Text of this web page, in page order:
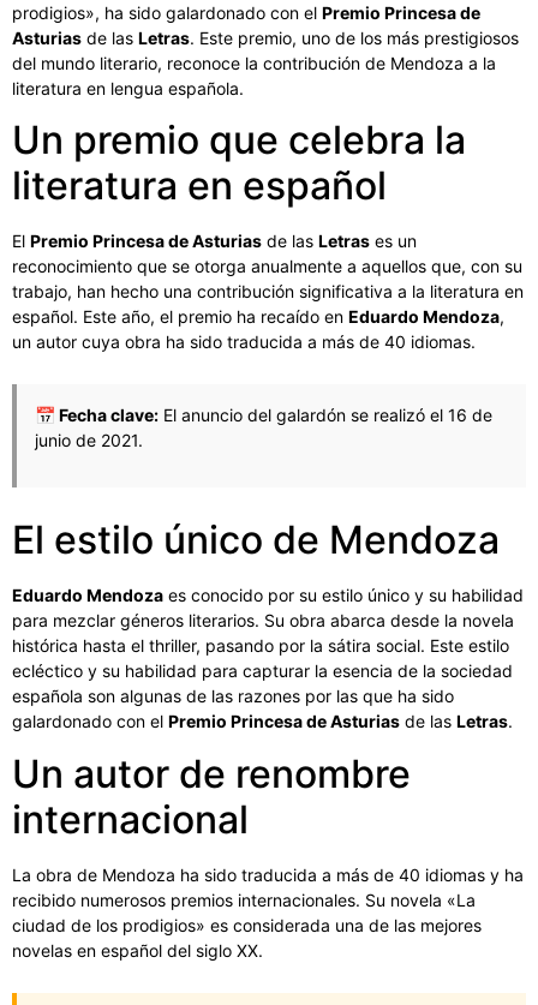
prodigios», ha sido galardonado con el Premio Princesa de
Asturias de las Letras. Este premio, uno de los más prestigiosos
del mundo literario, reconoce la contribución de Mendoza a la
literatura en lengua española.
Un premio que celebra la
literatura en español
El Premio Princesa de Asturias de las Letras es un
reconocimiento que se otorga anualmente a aquellos que, con su
trabajo, han hecho una contribución significativa a la literatura en
español. Este año, el premio ha recaído en Eduardo Mendoza,
un autor cuya obra ha sido traducida a más de 40 idiomas.
📅 Fecha clave: El anuncio del galardón se realizó el 16 de
junio de 2021.
El estilo único de Mendoza
Eduardo Mendoza es conocido por su estilo único y su habilidad
para mezclar géneros literarios. Su obra abarca desde la novela
histórica hasta el thriller, pasando por la sátira social. Este estilo
ecléctico y su habilidad para capturar la esencia de la sociedad
española son algunas de las razones por las que ha sido
galardonado con el Premio Princesa de Asturias de las Letras.
Un autor de renombre
internacional
La obra de Mendoza ha sido traducida a más de 40 idiomas y ha
recibido numerosos premios internacionales. Su novela «La
ciudad de los prodigios» es considerada una de las mejores
novelas en español del siglo XX.